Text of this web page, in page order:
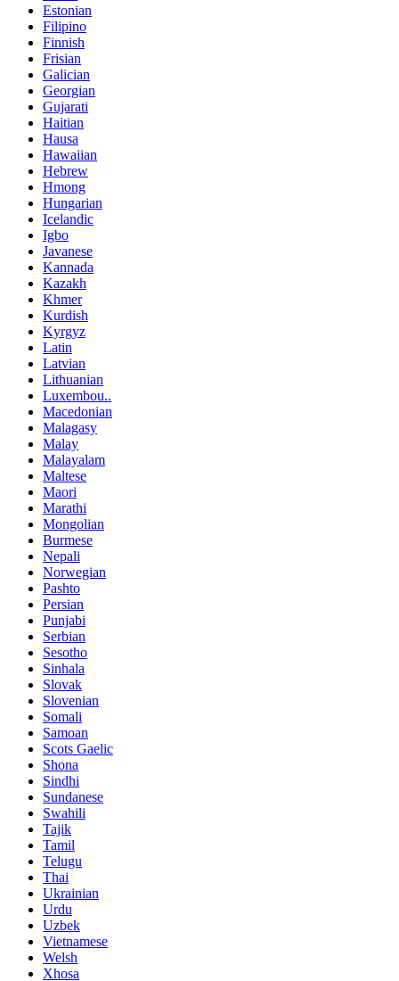
Estonian
Filipino
Finnish
Frisian
Galician
Georgian
Gujarati
Haitian
Hausa
Hawaiian
Hebrew
Hmong
Hungarian
Icelandic
Igbo
Javanese
Kannada
Kazakh
Khmer
Kurdish
Kyrgyz
Latin
Latvian
Lithuanian
Luxembou..
Macedonian
Malagasy
Malay
Malayalam
Maltese
Maori
Marathi
Mongolian
Burmese
Nepali
Norwegian
Pashto
Persian
Punjabi
Serbian
Sesotho
Sinhala
Slovak
Slovenian
Somali
Samoan
Scots Gaelic
Shona
Sindhi
Sundanese
Swahili
Tajik
Tamil
Telugu
Thai
Ukrainian
Urdu
Uzbek
Vietnamese
Welsh
Xhosa